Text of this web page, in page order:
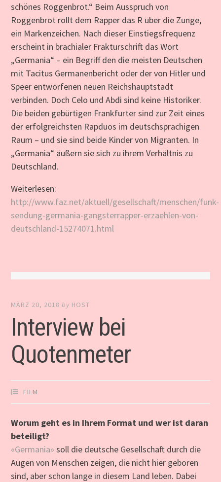
schönes Roggenbrot.“ Beim Ausspruch von
Roggenbrot rollt dem Rapper das R über die Zunge,
ein Markenzeichen. Nach dieser Einstiegsfrequenz
erscheint in brachialer Frakturschrift das Wort
„Germania“ – ein Begriff den die meisten Deutschen
mit Tacitus Germanenbericht oder der von Hitler und
Speer entworfenen neuen Reichshauptstadt
verbinden. Doch Celo und Abdi sind keine Historiker.
Die beiden gebürtigen Frankfurter sind zur Zeit eines
der erfolgreichsten Rapduos im deutschsprachigen
Raum – und sie sind beide Kinder von Migranten. In
„Germania“ äußern sie sich zu ihrem Verhältnis zu
Deutschland.
Weiterlesen:
http://www.faz.net/aktuell/gesellschaft/menschen/funk-
sendung-germania-gangsterrapper-erzaehlen-von-
deutschland-15274071.html
MÄRZ 20, 2018 by HOST
Interview bei
Quotenmeter
FILM
Worum geht es in Ihrem Format und wer ist daran
beteiligt?
«Germania» soll die deutsche Gesellschaft durch die
Augen von Menschen zeigen, die nicht hier geboren
sind, aber schon lange in diesem Land leben. Dabei